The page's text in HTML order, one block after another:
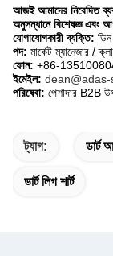
আজই আমাদের নিবেদিত
অনুসন্ধানে বিশেষজ্ঞ এবং
যোগাযোগকারী ব্যক্তি: ​ ডিন
পদ: মার্কেট ম্যানেজার /
ফোন: +86-
ইমেইল:
পরিষেবা: পেশাদার B2B
ট্যাগ: ডার্ট
ডার্ট লিগ শার্ট